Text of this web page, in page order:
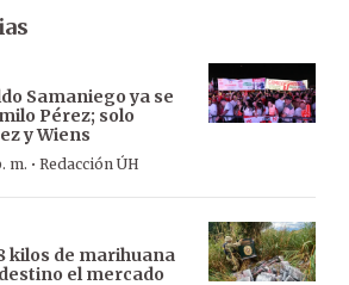
Samaniego ya se
Pérez; solo
y Wiens
m. · Redacción ÚH
kilos de marihuana
el mercado